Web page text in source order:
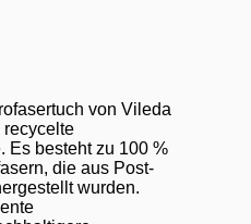
von Vileda
recycelte
Es besteht zu 100 %
die aus Post-
wurden.